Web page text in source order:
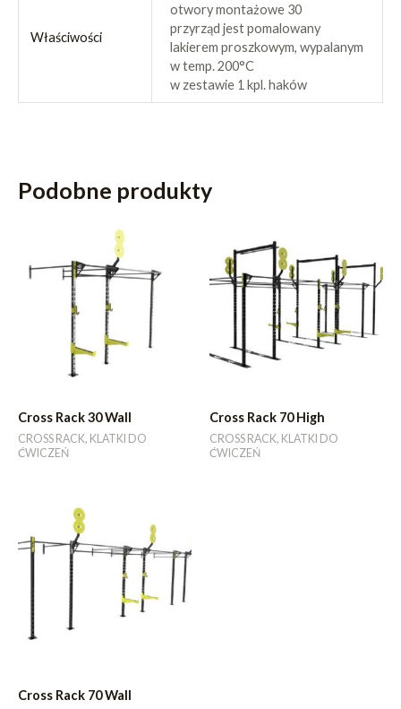
Właściwości
otwory montażowe 30
przyrząd jest pomalowany
lakierem proszkowym, wypalanym
w temp. 200°C
w zestawie 1 kpl. haków
Podobne produkty
Cross Rack 30 Wall
CROSS RACK, KLATKI DO
ĆWICZEŃ
Cross Rack 70 High
CROSS RACK, KLATKI DO
ĆWICZEŃ
Cross Rack 70 Wall